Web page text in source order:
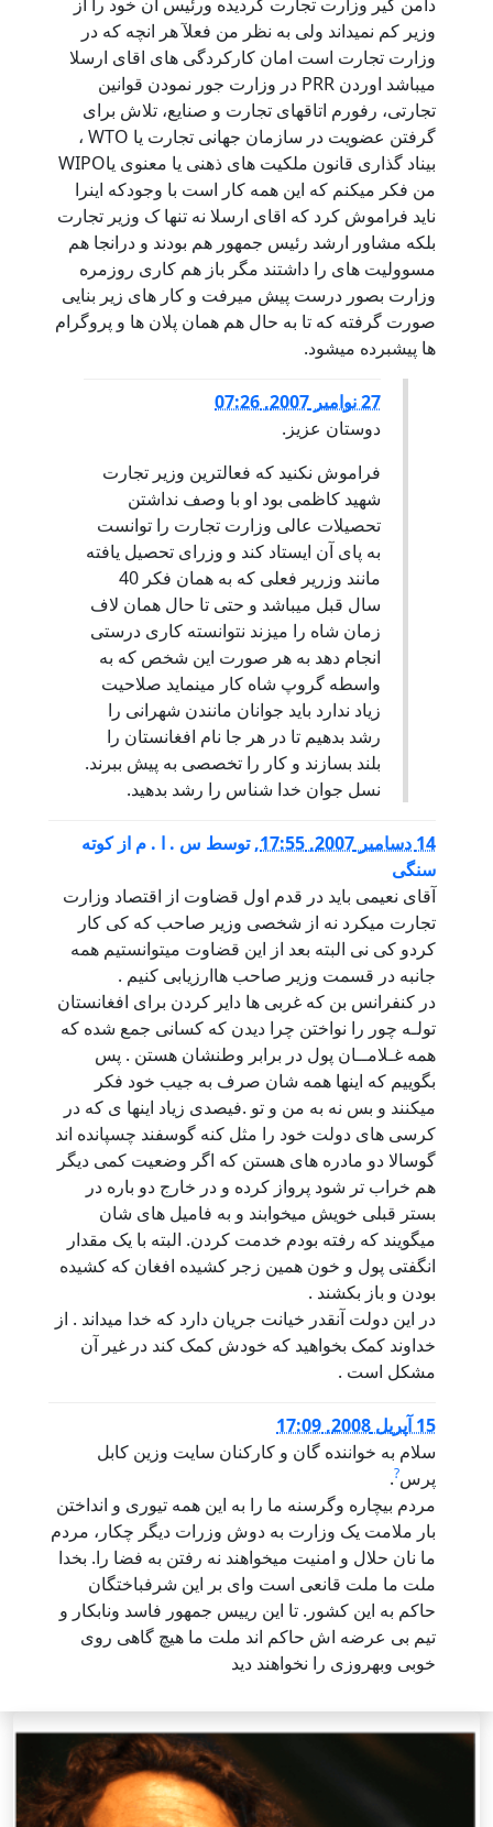
وزیر کم نمیداند ولی به نظر من فعلآ هر انچه که در
وزارت تجارت است امان کارکردگی های اقای ارسلا
میباشد اوردن PRR در وزارت جور نمودن قوانین
تجارتی، رفورم اتاقهای تجارت و صنایع، تلاش برای
گرفتن عضویت در سازمان جهانی تجارت یا WTO ،
بیناد گذاری قانون ملکیت های ذهنی یا معنوی یاWIPO
من فکر میکنم که این همه کار است با وجودکه اینرا
ناید فراموش کرد که اقای ارسلا نه تنها ک وزیر تجارت
بلکه مشاور ارشد رئیس جمهور هم بودند و درانجا هم
مسوولیت های را داشتند مگر باز هم کاری روزمره
وزارت بصور درست پیش میرفت و کار های زیر بنایی
صورت گرفته که تا به حال هم همان پلان ها و پروگرام
ها پیشبرده میشود.
27 نوامبر 2007, 07:26
دوستان عزیز.
فراموش نکنید که فعالترین وزیر تجارت
شهید کاظمی بود او با وصف نداشتن
تحصیلات عالی وزارت تجارت را توانست
به پای آن ایستاد کند و وزرای تحصیل یافته
مانند وزریر فعلی که به همان فکر 40
سال قبل میباشد و حتی تا حال همان لاف
زمان شاه را میزند نتوانسته کاری درستی
انجام دهد به هر صورت این شخص که به
واسطه گروپ شاه کار مینماید صلاحیت
زیاد ندارد باید جوانان مانندن شهرانی را
رشد بدهیم تا در هر جا نام افغانستان را
بلند بسازند و کار را تخصصی به پیش ببرند.
نسل جوان خدا شناس را رشد بدهید.
14 دسامبر 2007, 17:55 ,توسط س . ا . م از کوته
سنگی
آقای نعیمی باید در قدم اول قضاوت از اقتصاد وزارت
تجارت میکرد نه از شخصی وزیر صاحب که کی کار
کردو کی نی البته بعد از این قضاوت میتوانستیم همه
جانبه در قسمت وزیر صاحب هاارزیابی کنیم .
در کنفرانس بن که غربی ها دایر کردن برای افغانستان
تولـه چور را نواختن چرا دیدن که کسانی جمع شده که
همه غـلامــان پول در برابر وطنشان هستن . پس
بگوییم که اینها همه شان صرف به جیب خود فکر
میکنند و بس نه به من و تو .فیصدی زیاد اینها ی که در
کرسی های دولت خود را مثل کنه گوسفند چسپانده اند
گوسالا دو مادره های هستن که اگر وضعیت کمی دیگر
هم خراب تر شود پرواز کرده و در خارج دو باره در
بستر قبلی خویش میخوابند و به فامیل های شان
میگویند که رفته بودم خدمت کردن. البته با یک مقدار
انگفتی پول و خون همین زجر کشیده افغان که کشیده
بودن و باز بکشند .
در این دولت آنقدر خیانت جریان دارد که خدا میداند . از
خداوند کمک بخواهید که خودش کمک کند در غیر آن
مشکل است .
15 آپریل 2008, 17:09
سلام به خواننده گان و کارکنان سایت وزین کابل
پرس?
.
مردم بیچاره وگرسنه ما را به این همه تیوری و انداختن
بار ملامت یک وزارت به دوش وزرات دیگر چکار، مردم
ما نان حلال و امنیت میخواهند نه رفتن به فضا را. بخدا
ملت ما ملت قانعی است وای بر این شرفباختگان
حاکم به این کشور. تا این رییس جمهور فاسد ونابکار و
تیم بی عرضه اش حاکم اند ملت ما هیچ گاهی روی
خوبی وبهروزی را نخواهند دید